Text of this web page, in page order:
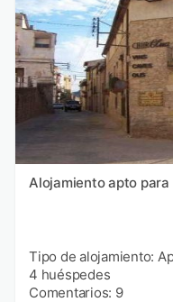
Alojamiento apto
Tipo de alojamiento:
4 huéspedes
Comentarios: 9